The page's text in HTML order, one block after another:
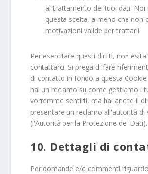
al trattamento dei tuoi dati. Noi
questa scelta, a meno che non
motivazioni valide per trattarli.
Per esercitare questi diritti, non
contattarci. Si prega di fare
di contatto in fondo a questa Cookie
hai un reclamo su come gestiamo i
vorremmo sentirti, ma hai anche il
presentare un reclamo all'autorità di
(l'Autorità per la Protezione dei Dati).
10. Dettagli di
Per domande e/o commenti